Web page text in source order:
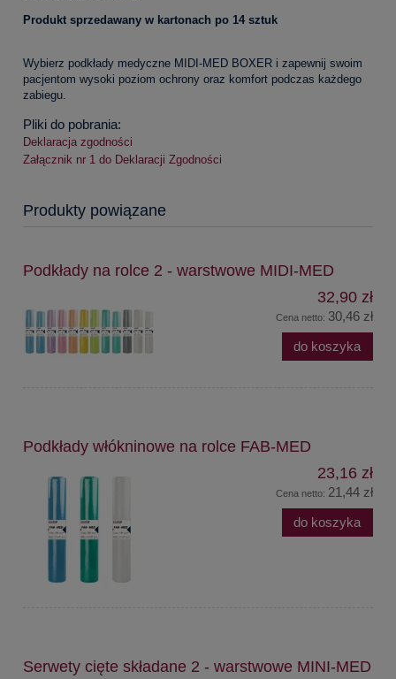
Produkt sprzedawany w kartonach po 14 sztuk
Wybierz podkłady medyczne MIDI-MED BOXER i zapewnij swoim
pacjentom wysoki poziom ochrony oraz komfort podczas każdego
zabiegu.
Pliki do pobrania:
Deklaracja zgodności
Załącznik nr 1 do Deklaracji Zgodności
Produkty powiązane
Podkłady na rolce 2 - warstwowe MIDI-MED
32,90 zł
Cena netto: 30,46 zł
do koszyka
Podkłady włókninowe na rolce FAB-MED
23,16 zł
Cena netto: 21,44 zł
do koszyka
Serwety cięte składane 2 - warstwowe MINI-MED